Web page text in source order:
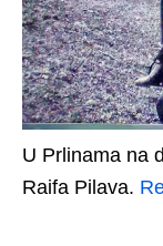
U Prlinama na
Raifa Pilava.